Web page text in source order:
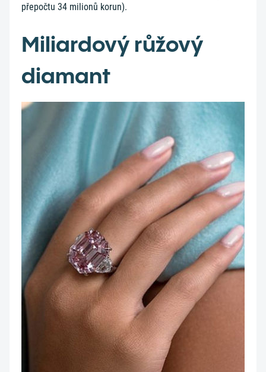
přepočtu 34 milionů korun).
Miliardový růžový
diamant